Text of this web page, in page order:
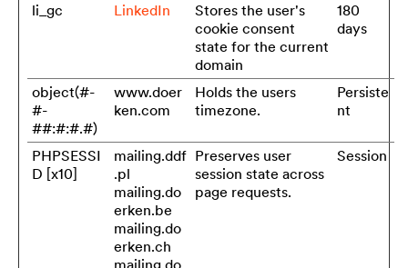
li_gc LinkedIn
Stores the user's
cookie consent
state for the current
domain
180
days
object(#-
#-
##:#:#.#)
www.doer
ken.com
Holds the users
timezone.
Persiste
nt
PHPSESSI
D [x10]
mailing.ddf
.pl
mailing.do
erken.be
mailing.do
erken.ch
mailing.do
Preserves user
session state across
page requests.
Session